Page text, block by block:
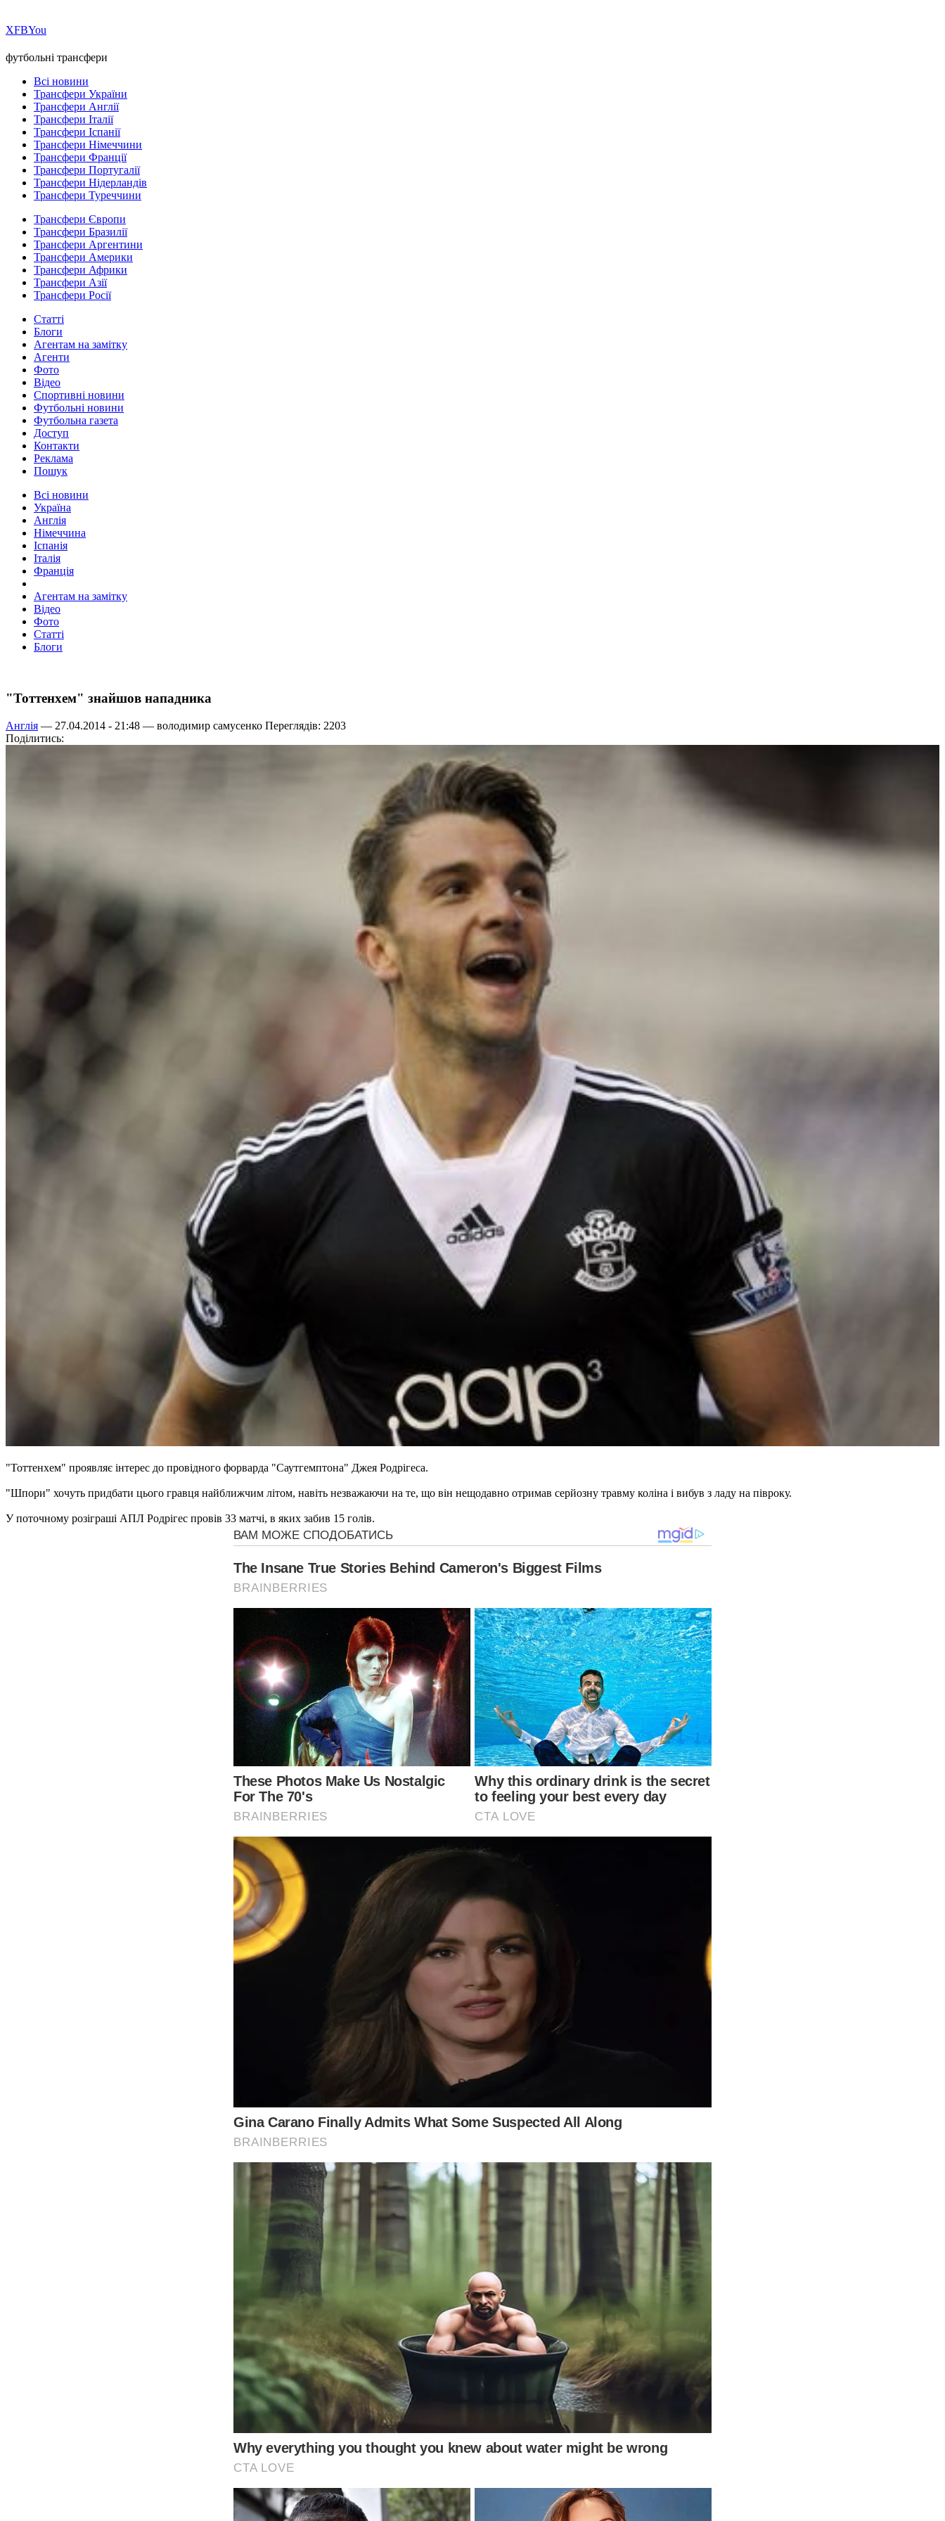
ХFBYou
футбольні трансфери
Всі новини
Трансфери України
Трансфери Англії
Трансфери Італії
Трансфери Іспанії
Трансфери Німеччини
Трансфери Франції
Трансфери Португалії
Трансфери Нідерландів
Трансфери Туреччини
Трансфери Європи
Трансфери Бразилії
Трансфери Аргентини
Трансфери Америки
Трансфери Африки
Трансфери Азії
Трансфери Росії
Статті
Блоги
Агентам на замітку
Агенти
Фото
Відео
Спортивні новини
Футбольні новини
Футбольна газета
Доступ
Контакти
Реклама
Пошук
Всі новини
Україна
Англія
Німеччина
Іспанія
Італія
Франція
Агентам на замітку
Відео
Фото
Статті
Блоги
"Тоттенхем" знайшов нападника
Англія — 27.04.2014 - 21:48 — володимир самусенко Переглядів: 2203
Поділитись:
"Тоттенхем" проявляє інтерес до провідного форварда "Саутгемптона" Джея Родрігеса.
"Шпори" хочуть придбати цього гравця найближчим літом, навіть незважаючи на те, що він нещодавно отримав серйозну травму коліна і вибув з ладу на півроку.
У поточному розіграші АПЛ Родрігес провів 33 матчі, в яких забив 15 голів.